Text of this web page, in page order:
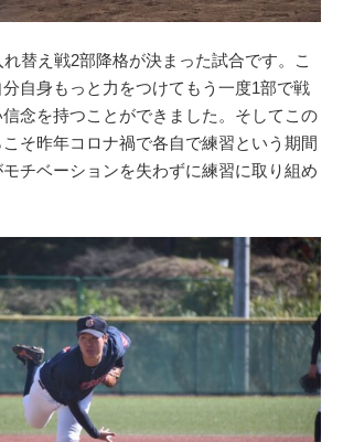
替え戦2部降格が決まった試合です。こ
自身もっと力をつけてもう一度1部で戦
念を持つことができました。そしてこの
そ昨年コロナ禍で各自で練習という期間
チベーションを失わずに練習に取り組め